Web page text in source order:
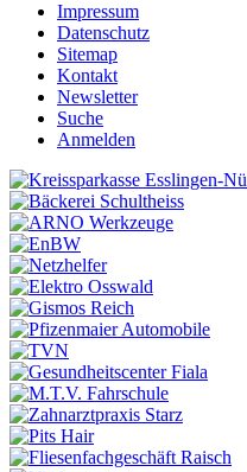
Impressum
Datenschutz
Sitemap
Kontakt
Newsletter
Suche
Anmelden